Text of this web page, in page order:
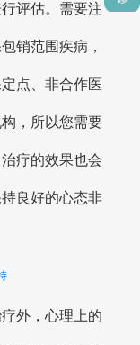
评估。需要注
销范围疾病，
点、非合作医
，所以您需要
疗的效果也会
良好的心态非
外，心理上的